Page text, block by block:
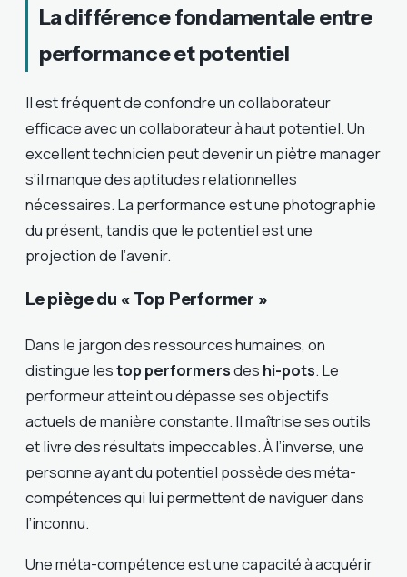
La différence fondamentale entre
performance et potentiel
Il est fréquent de confondre un collaborateur
efficace avec un collaborateur à haut potentiel. Un
excellent technicien peut devenir un piètre manager
s’il manque des aptitudes relationnelles
nécessaires. La performance est une photographie
du présent, tandis que le potentiel est une
projection de l’avenir.
Le piège du « Top Performer »
Dans le jargon des ressources humaines, on
distingue lestop performersdes hi-pots. Le
performeur atteint ou dépasse ses objectifs
actuels de manière constante. Il maîtrise ses outils
et livre des résultats impeccables. À l’inverse, une
personne ayant du potentiel possède des méta-
compétences qui lui permettent de naviguer dans
l’inconnu.
Une méta-compétence est une capacité à acquérir